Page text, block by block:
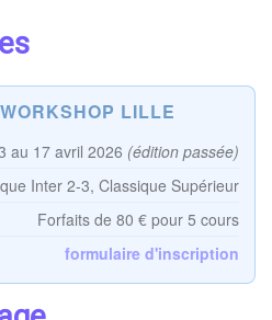
LILLE
au 17 avril 2026 (édition passée)
Inter 2-3, Classique Supérieur
Forfaits de 80 € pour 5 cours
formulaire d'inscription